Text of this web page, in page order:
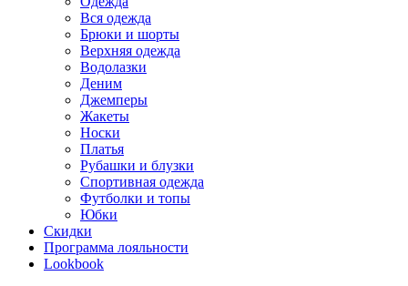
Вся одежда
Брюки и шорты
Верхняя одежда
Водолазки
Деним
Джемперы
Жакеты
Носки
Платья
Рубашки и блузки
Спортивная одежда
Футболки и топы
Юбки
Скидки
Программа лояльности
Lookbook